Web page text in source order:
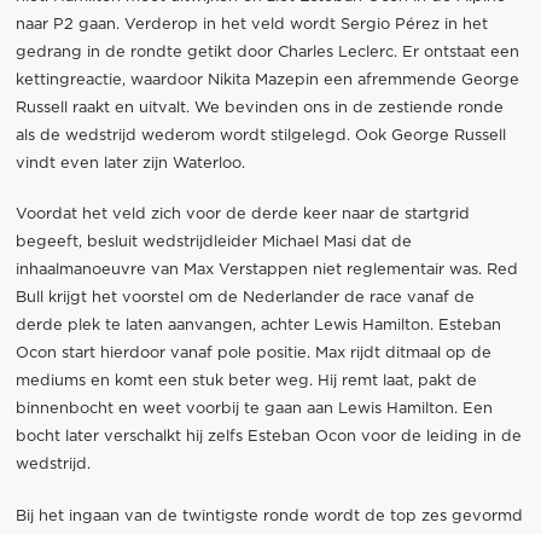
naar P2 gaan. Verderop in het veld wordt Sergio Pérez in het
gedrang in de rondte getikt door Charles Leclerc. Er ontstaat een
kettingreactie, waardoor Nikita Mazepin een afremmende George
Russell raakt en uitvalt. We bevinden ons in de zestiende ronde
als de wedstrijd wederom wordt stilgelegd. Ook George Russell
vindt even later zijn Waterloo.
Voordat het veld zich voor de derde keer naar de startgrid
begeeft, besluit wedstrijdleider Michael Masi dat de
inhaalmanoeuvre van Max Verstappen niet reglementair was. Red
Bull krijgt het voorstel om de Nederlander de race vanaf de
derde plek te laten aanvangen, achter Lewis Hamilton. Esteban
Ocon start hierdoor vanaf pole positie. Max rijdt ditmaal op de
mediums en komt een stuk beter weg. Hij remt laat, pakt de
binnenbocht en weet voorbij te gaan aan Lewis Hamilton. Een
bocht later verschalkt hij zelfs Esteban Ocon voor de leiding in de
wedstrijd.
Bij het ingaan van de twintigste ronde wordt de top zes gevormd